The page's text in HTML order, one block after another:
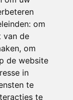
om
van de
, om
de website
in
te
te